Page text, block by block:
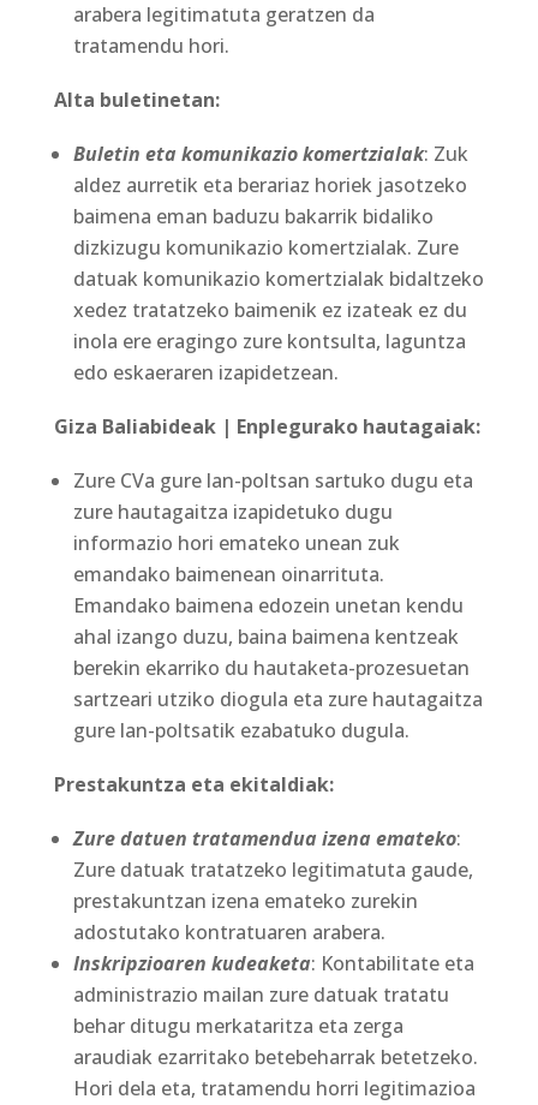
arabera legitimatuta geratzen da
tratamendu hori.
Alta buletinetan:
Buletin eta komunikazio komertzialak: Zuk
aldez aurretik eta berariaz horiek jasotzeko
baimena eman baduzu bakarrik bidaliko
dizkizugu komunikazio komertzialak. Zure
datuak komunikazio komertzialak bidaltzeko
xedez tratatzeko baimenik ez izateak ez du
inola ere eragingo zure kontsulta, laguntza
edo eskaeraren izapidetzean.
Giza Baliabideak | Enplegurako hautagaiak:
Zure CVa gure lan-poltsan sartuko dugu eta
zure hautagaitza izapidetuko dugu
informazio hori emateko unean zuk
emandako baimenean oinarrituta.
Emandako baimena edozein unetan kendu
ahal izango duzu, baina baimena kentzeak
berekin ekarriko du hautaketa-prozesuetan
sartzeari utziko diogula eta zure hautagaitza
gure lan-poltsatik ezabatuko dugula.
Prestakuntza eta ekitaldiak:
Zure datuen tratamendua izena emateko:
Zure datuak tratatzeko legitimatuta gaude,
prestakuntzan izena emateko zurekin
adostutako kontratuaren arabera.
Inskripzioaren kudeaketa: Kontabilitate eta
administrazio mailan zure datuak tratatu
behar ditugu merkataritza eta zerga
araudiak ezarritako betebeharrak betetzeko.
Hori dela eta, tratamendu horri legitimazioa